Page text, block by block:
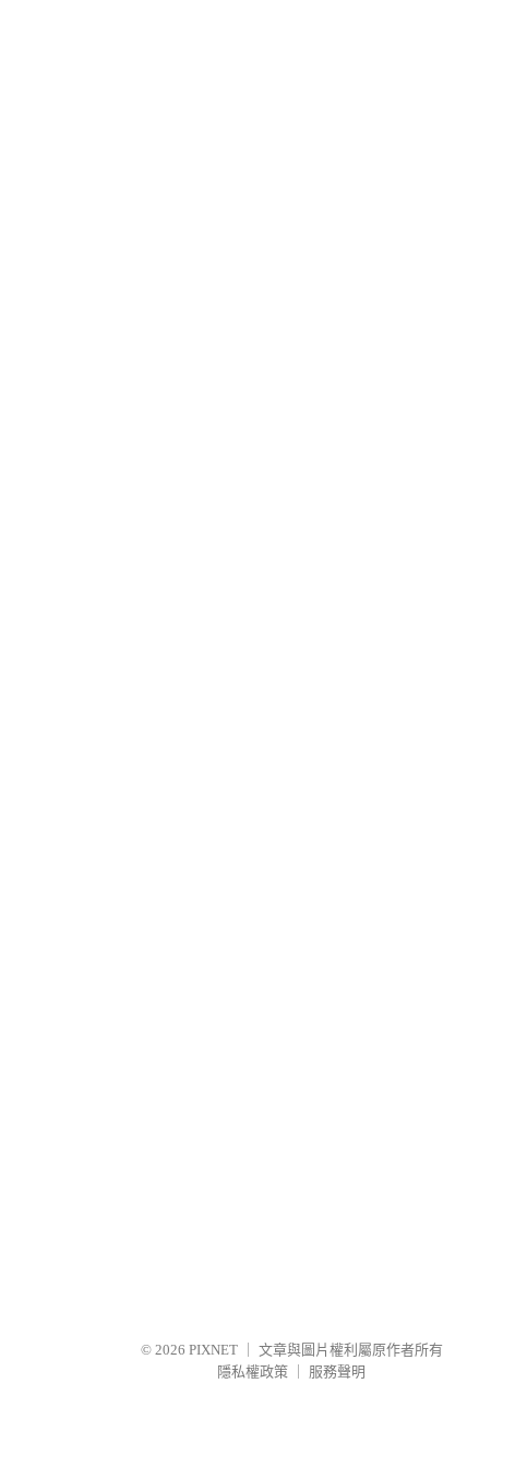
© 2026 PIXNET
文章與圖片權利屬原作者所有
隱私權政策
服務聲明